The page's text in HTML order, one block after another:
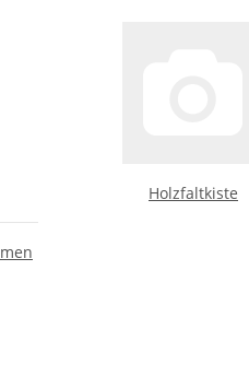
Holzfaltkiste